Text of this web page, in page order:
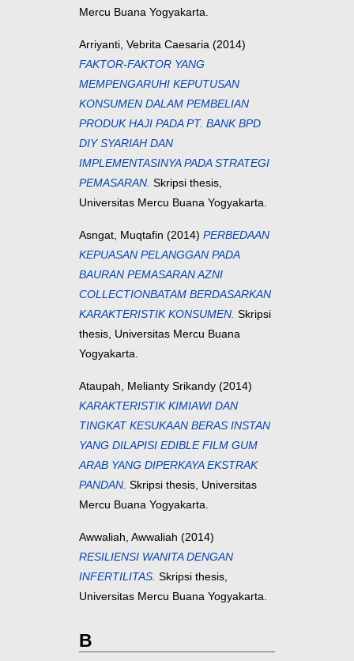
Mercu Buana Yogyakarta.
Arriyanti, Vebrita Caesaria (2014)
FAKTOR-FAKTOR YANG
MEMPENGARUHI KEPUTUSAN
KONSUMEN DALAM PEMBELIAN
PRODUK HAJI PADA PT. BANK BPD
DIY SYARIAH DAN
IMPLEMENTASINYA PADA STRATEGI
PEMASARAN. Skripsi thesis,
Universitas Mercu Buana Yogyakarta.
Asngat, Muqtafin (2014) PERBEDAAN
KEPUASAN PELANGGAN PADA
BAURAN PEMASARAN AZNI
COLLECTIONBATAM BERDASARKAN
KARAKTERISTIK KONSUMEN. Skripsi
thesis, Universitas Mercu Buana
Yogyakarta.
Ataupah, Melianty Srikandy (2014)
KARAKTERISTIK KIMIAWI DAN
TINGKAT KESUKAAN BERAS INSTAN
YANG DILAPISI EDIBLE FILM GUM
ARAB YANG DIPERKAYA EKSTRAK
PANDAN. Skripsi thesis, Universitas
Mercu Buana Yogyakarta.
Awwaliah, Awwaliah (2014)
RESILIENSI WANITA DENGAN
INFERTILITAS. Skripsi thesis,
Universitas Mercu Buana Yogyakarta.
B